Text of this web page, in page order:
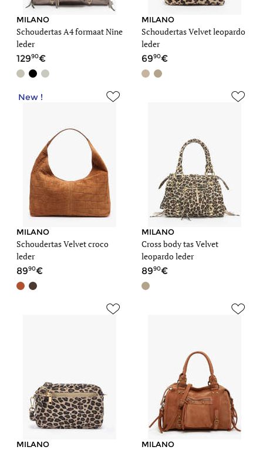
MILANO
Schoudertas A4 formaat Nine
leder
12990
MILANO
Schoudertas Velvet leopardo
leder
6990
MILANO
Schoudertas Velvet croco
leder
8990
New !
MILANO
Cross body tas Velvet
leopardo leder
8990
MILANO MILANO